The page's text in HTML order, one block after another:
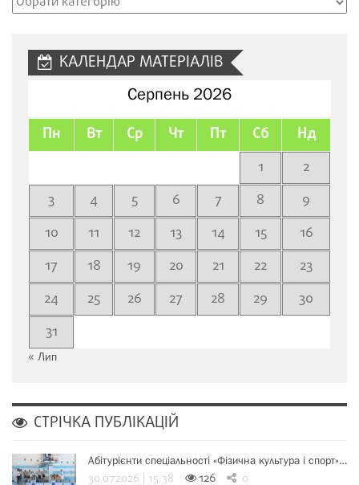
КАЛЕНДАР МАТЕРІАЛІВ
Серпень 2026
Пн Вт Ср Чт Пт Сб Нд
1
2
3
4 5 6 7 8
9
10
11 12 13 14 15
16
17
18 19 20 21 22
23
24
25 26 27 28 29
30
31
« Лип
СТРІЧКА ПУБЛІКАЦІЙ
Абітурієнти спеціальності «Фізична культура і спорт»…
30.07.2026 | 15:38 126 0